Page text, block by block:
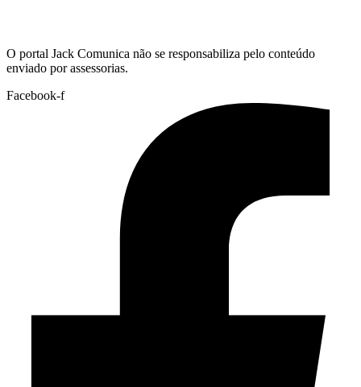
O portal Jack Comunica não se responsabiliza pelo conteúdo
enviado por assessorias.
Facebook-f